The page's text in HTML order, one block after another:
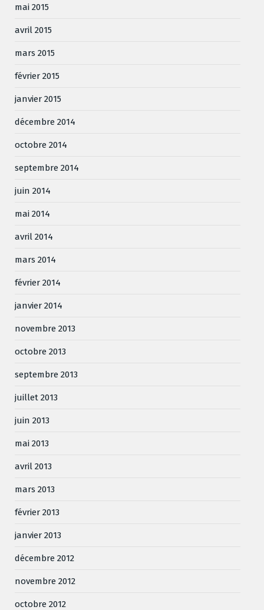
mai 2015
avril 2015
mars 2015
février 2015
janvier 2015
décembre 2014
octobre 2014
septembre 2014
juin 2014
mai 2014
avril 2014
mars 2014
février 2014
janvier 2014
novembre 2013
octobre 2013
septembre 2013
juillet 2013
juin 2013
mai 2013
avril 2013
mars 2013
février 2013
janvier 2013
décembre 2012
novembre 2012
octobre 2012